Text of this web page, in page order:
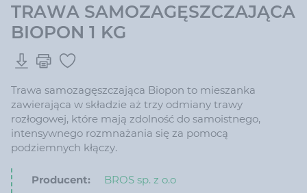
TRAWA SAMOZAGĘSZCZAJĄCA
BIOPON 1 KG
Trawa samozagęszczająca Biopon to mieszanka
zawierająca w składzie aż trzy odmiany trawy
rozłogowej, które mają zdolność do samoistnego,
intensywnego rozmnażania się za pomocą
podziemnych kłączy.
Producent:
BROS sp. z o.o